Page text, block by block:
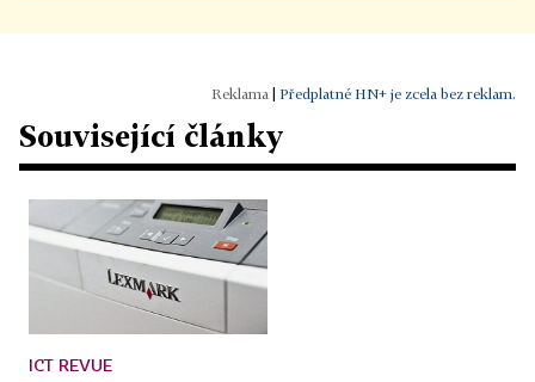
Předplatné HN+ je zcela bez reklam.
Související články
ICT REVUE